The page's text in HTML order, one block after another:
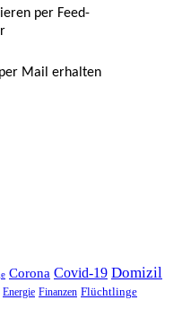
per Feed-
Mail erhalten
Corona Covid-19 Domizil
Energie Finanzen Flüchtlinge